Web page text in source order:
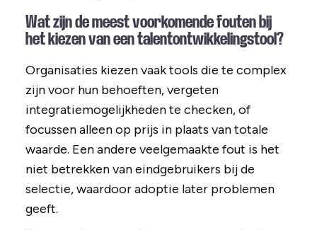
Wat zijn de meest voorkomende fouten bij
het kiezen van een talentontwikkelingstool?
Organisaties kiezen vaak tools die te complex
zijn voor hun behoeften, vergeten
integratiemogelijkheden te checken, of
focussen alleen op prijs in plaats van totale
waarde. Een andere veelgemaakte fout is het
niet betrekken van eindgebruikers bij de
selectie, waardoor adoptie later problemen
geeft.